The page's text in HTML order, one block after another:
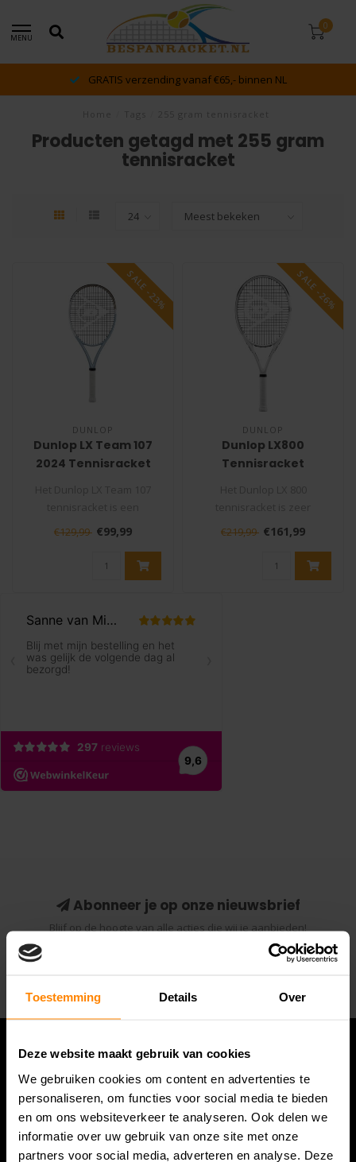
Toestemming Details Over
Deze website maakt gebruik van cookies
We gebruiken cookies om content en advertenties te
personaliseren, om functies voor social media te bieden
en om ons websiteverkeer te analyseren. Ook delen we
informatie over uw gebruik van onze site met onze
partners voor social media, adverteren en analyse. Deze
MENU
0
GRATIS verzending vanaf €65,- binnen NL
Producten getagd met 255 gram
tennisracket
SALE -23%
DUNLOP
Dunlop LX Team 107
2024 Tennisracket
lichtgewicht en veelzijdige
keuze voo..
€129,99 €99,99
SALE -26%
DUNLOP
Dunlop LX800
Tennisracket
vergevingsgezind dankzij
het grote bladfo..
€219,99 €161,99
Abonneer je op onze nieuwsbrief
Blijf op de hoogte van alle acties die wij je aanbieden!
Abonneer